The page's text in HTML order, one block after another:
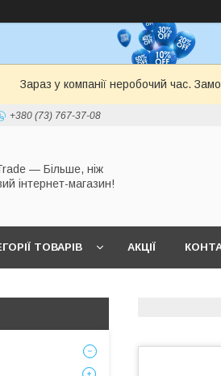
Зараз у компанії неробочий час.
+380 (73) 767-37-08
— Більше, ніж
інтернет-магазин!
ТОВАРІВ АКЦІЇ